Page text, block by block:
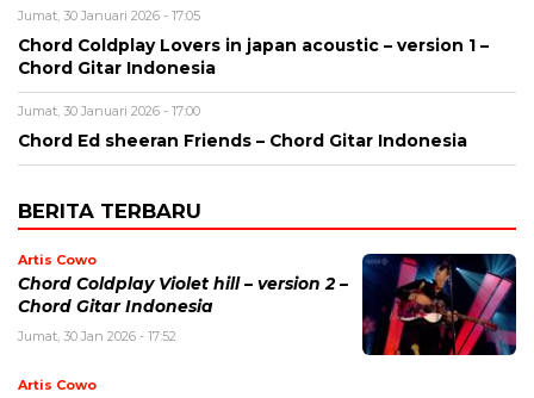
Jumat, 30 Januari 2026 - 17:05
Chord Coldplay Lovers in japan acoustic – version 1 –
Chord Gitar Indonesia
Jumat, 30 Januari 2026 - 17:00
Chord Ed sheeran Friends – Chord Gitar Indonesia
BERITA TERBARU
Artis Cowo
Chord Coldplay Violet hill – version 2 –
Chord Gitar Indonesia
Jumat, 30 Jan 2026 - 17:52
Artis Cowo